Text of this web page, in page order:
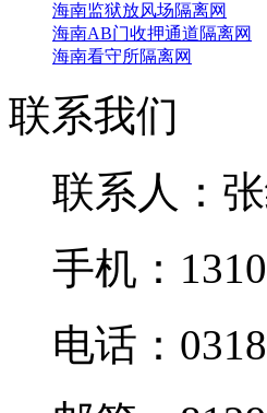
海南监狱放风场隔离网
海南AB门收押通道隔离网
海南看守所隔离网
联系我们
联系人：
手机：
电话：